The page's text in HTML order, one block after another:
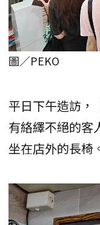
圖／PEKO
平日下午造訪，
有絡繹不絕的客
坐在店外的長椅